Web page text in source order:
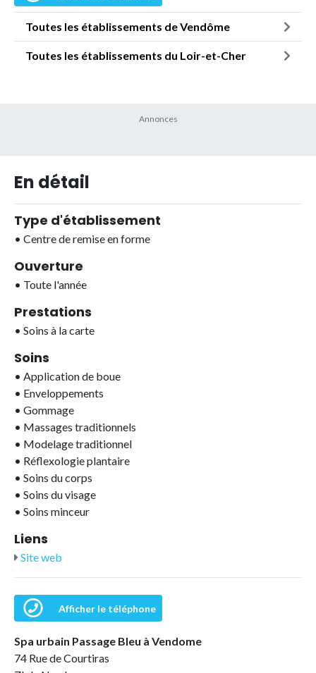
Toutes les établissements de Vendôme
Toutes les établissements du Loir-et-Cher
En détail
Type d'établissement
• Centre de remise en forme
Ouverture
• Toute l'année
Prestations
• Soins à la carte
Soins
• Application de boue
• Enveloppements
• Gommage
• Massages traditionnels
• Modelage traditionnel
• Réflexologie plantaire
• Soins du corps
• Soins du visage
• Soins minceur
Liens
Site web
Afficher le téléphone
Spa urbain Passage Bleu à Vendome
74 Rue de Courtiras